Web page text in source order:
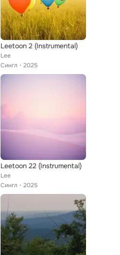
Leetoon 2 (Instrumental)
Lee
Сингл
2025
Leetoon 22 (Instrumental)
Lee
Сингл
2025